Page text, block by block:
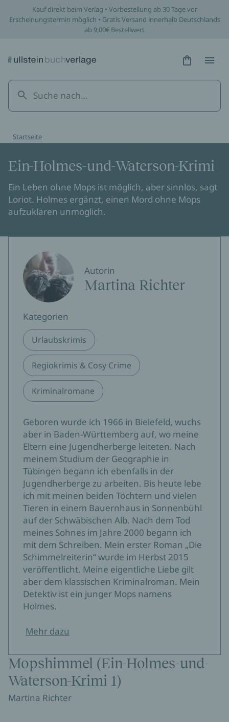
Kauf direkt beim Verlag • Vorbestellung ab 30 Tage vor
Erscheinungstermin möglich • Gratis Versand innerhalb Deutschlands
ab 9,00€ Bestellwert
Hidden
Startseite
Ein-Holmes-und-Waterson-Krimi
Ein Leben ohne Mops ist möglich, aber sinnlos, sagt
Loriot. Holmes ergänzt, einen Mord ohne Mops
aufzuklären unmöglich.
Autorin
Martina Richter
Kategorien
Urlaubskrimis
Regiokrimis & Cosy Crime
Kriminalromane
Geboren wurde ich 1966 in Bielefeld, wuchs
aber in Baden-Württemberg auf, wo meine
Eltern eine Jugendherberge leiteten. Nach
meinem Studium der Geographie in
Tübingen begann ich ebenfalls in der
Jugendherberge zu arbeiten. Bis heute lebe
ich mit meinen beiden Töchtern und vielen
Tieren in einem Bauernhaus in Sonnenbühl
auf der Schwäbischen Alb. Nach dem Tod
meines Sohnes im Jahre 2000 begann ich
mit dem Schreiben. Mein erster Roman „Die
Schimmelreiterin“ wurde im Herbst 2015
veröffentlicht. Meine eigentliche Liebe gilt
aber dem klassischen Kriminalroman. Mein
Detektiv ist ein junger Mops namens
Holmes.
Mehr dazu
Mopshimmel (Ein-Holmes-und-
Waterson-Krimi 1)
Martina Richter